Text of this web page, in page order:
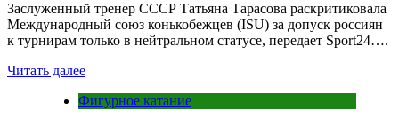
Заслуженный тренер СССР Татьяна Тарасова раскритиковала
Международный союз конькобежцев (ISU) за допуск россиян
к турнирам только в нейтральном статусе, передает Sport24….
Читать далее
Фигурное катание